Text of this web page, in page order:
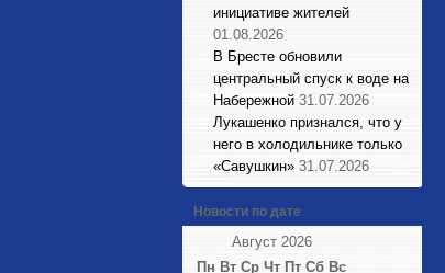
инициативе жителей
01.08.2026
В Бресте обновили
центральный спуск к воде на
Набережной 31.07.2026
Лукашенко признался, что у
него в холодильнике только
«Савушкин» 31.07.2026
Новости по дате
Август 2026
Пн Вт Ср Чт Пт Сб Вс